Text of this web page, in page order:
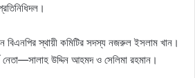
বিএনপির স্থায়ী কমিটির সদস্য নজরুল ইসলাম খান।
নেতা—সালাহ উদ্দিন আহমদ ও সেলিমা রহমান।